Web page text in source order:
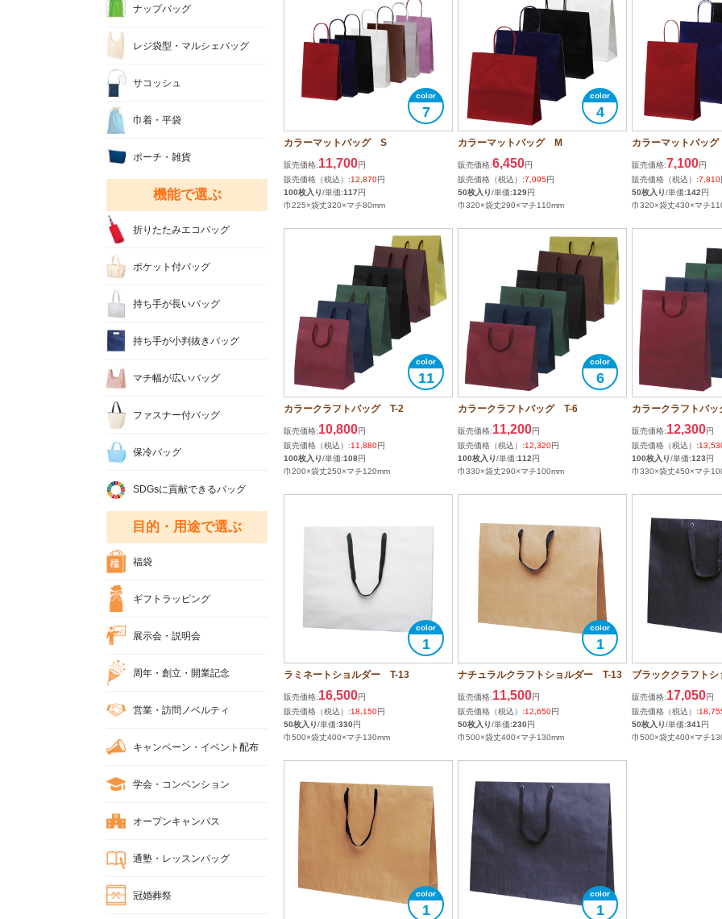
7
カラーマットバッグ S
販売価格:11,700円
販売価格（税込）:12,870円
100枚入り/単価:117円
巾225×袋丈320×マチ80mm
4
カラーマットバッグ M
販売価格:6,450円
販売価格（税込）:7,095円
50枚入り/単価:129円
巾320×袋丈290×マチ110mm
カラーマットバッ
販売価格:7,100円
販売価格（税込）:7,810
50枚入り/単価:142円
巾320×袋丈430×マチ
11
カラークラフトバッグ T-2
販売価格:10,800円
販売価格（税込）:11,880円
100枚入り/単価:108円
巾200×袋丈250×マチ120mm
6
カラークラフトバッグ T-6
販売価格:11,200円
販売価格（税込）:12,320円
100枚入り/単価:112円
巾330×袋丈290×マチ100mm
カラークラフトバ
販売価格:12,300円
販売価格（税込）:
100枚入り/単価:123円
巾330×袋丈450×マチ
1
ラミネートショルダー T-13
販売価格:16,500円
販売価格（税込）:18,150円
50枚入り/単価:330円
巾500×袋丈400×マチ130mm
1
ナチュラルクラフトショルダー T-13
販売価格:11,500円
販売価格（税込）:12,650円
50枚入り/単価:230円
巾500×袋丈400×マチ130mm
ブラッククラフト
販売価格:17,050円
販売価格（税込）:
50枚入り/単価:341 円
巾500×袋丈400×マチ
1 1
ナップバッグ
レジ袋型・マルシェバッグ
サコッシュ
巾着・平袋
ポーチ・雑貨
機能で選ぶ
折りたたみエコバッグ
ポケット付バッグ
持ち手が長いバッグ
持ち手が小判抜きバッグ
マチ幅が広いバッグ
ファスナー付バッグ
保冷バッグ
SDGsに貢献できるバッグ
目的・用途で選ぶ
福袋
ギフトラッピング
展示会・説明会
周年・創立・開業記念
営業・訪問ノベルティ
キャンペーン・イベント配布
学会・コンベンション
オープンキャンパス
通塾・レッスンバッグ
冠婚葬祭